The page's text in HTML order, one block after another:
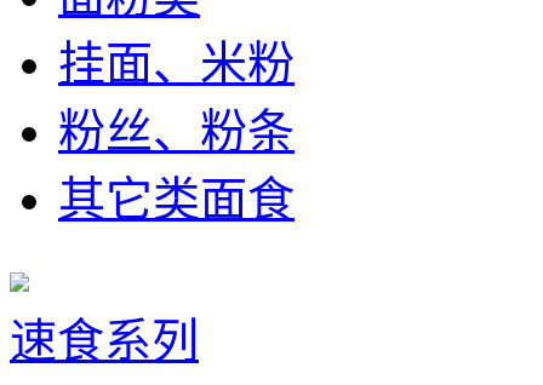
挂面、米粉
粉丝、粉条
其它类面食
速食系列